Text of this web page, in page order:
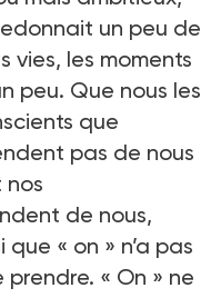
un peu de
vies, les moments
peu. Que nous les
que
pas de nous
nos
de nous,
que « on » n’a pas
prendre. « On » ne